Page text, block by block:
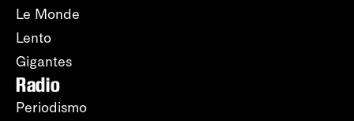
Le Monde
Lento
Gigantes
Radio
Periodismo